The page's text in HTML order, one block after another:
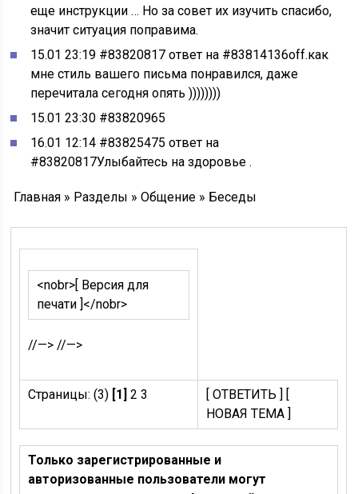
еще инструкции … Но за совет их изучить спасибо,
значит ситуация поправима.
15.01 23:19 #83820817 ответ на #83814136off.как
мне стиль вашего письма понравился, даже
перечитала сегодня опять ))))))))
15.01 23:30 #83820965
16.01 12:14 #83825475 ответ на
#83820817Улыбайтесь на здоровье .
Главная » Разделы » Общение » Беседы
<nobr>[ Версия для
печати ]</nobr>
//—> //—>
Страницы: (3) [1] 2 3
[ ОТВЕТИТЬ ] [
НОВАЯ ТЕМА ]
Только зарегистрированные и
авторизованные пользователи могут